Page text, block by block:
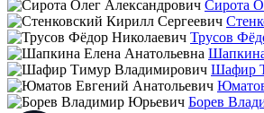
Сирота
Трусов
Шафир
Борев